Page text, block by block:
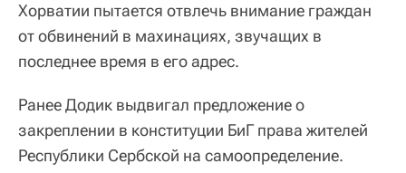
Хорватии пытается отвлечь внимание граждан
от обвинений в махинациях, звучащих в
последнее время в его адрес.
Ранее Додик выдвигал предложение о
закреплении в конституции БиГ права жителей
Республики Сербской на самоопределение.